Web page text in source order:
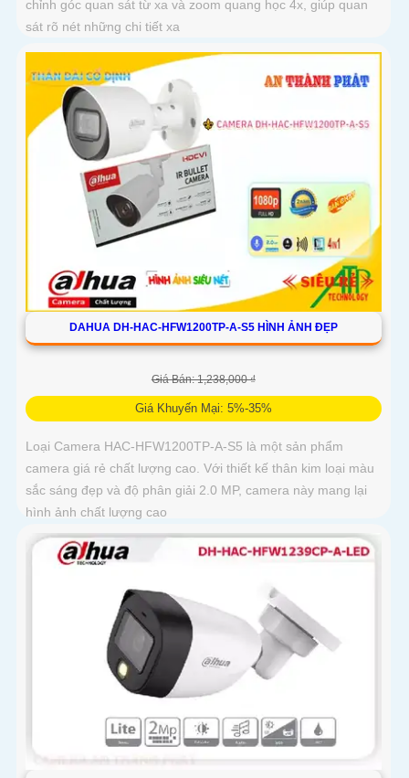
chỉnh góc quan sát từ xa và zoom quang học 4x, giúp quan
sát rõ nét những chi tiết xa
DAHUA DH-HAC-HFW1200TP-A-S5 HÌNH ẢNH ĐẸP
Giá Bán: 1,238,000 ₫
Giá Khuyến Mại: 5%-35%
Loại Camera HAC-HFW1200TP-A-S5 là một sản phẩm
camera giá rẻ chất lượng cao. Với thiết kế thân kim loại màu
sắc sáng đẹp và độ phân giải 2.0 MP, camera này mang lại
hình ảnh chất lượng cao